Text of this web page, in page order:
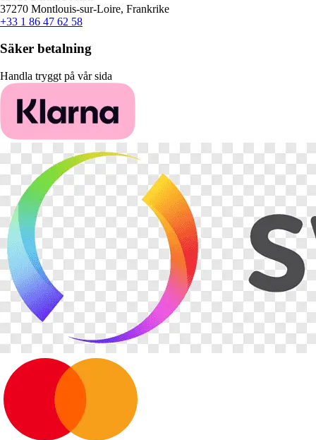
37270 Montlouis-sur-Loire, Frankrike
+33 1 86 47 62 58
Säker betalning
Handla tryggt på vår sida